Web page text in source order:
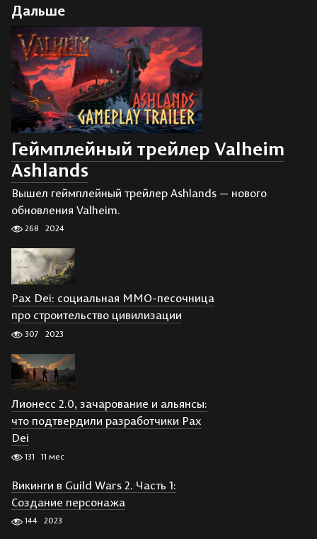
Дальше
Геймплейный трейлер Valheim
Ashlands
Вышел геймплейный трейлер Ashlands — нового
обновления Valheim.
268 2024
Pax Dei: социальная MMO-песочница
про строительство цивилизации
307 2023
Лионесс 2.0, зачарование и альянсы:
что подтвердили разработчики Pax
Dei
131 11 мес
Викинги в Guild Wars 2. Часть 1:
Создание персонажа
144 2023